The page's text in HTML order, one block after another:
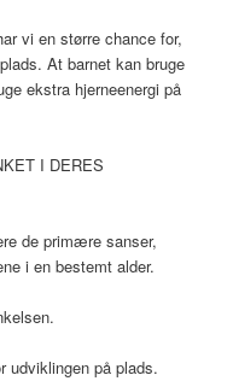
vi en større chance for,
At barnet kan bruge
ekstra hjerneenergi på
I DERES
de primære sanser,
i en bestemt alder.
udviklingen på plads.